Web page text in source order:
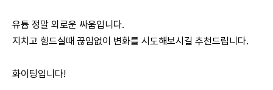
유튭 정말 외로운 싸움입니다.
지치고 힘드실때 끊임없이 변화를 시도해보시길 추천드립니다.
화이팅입니다!